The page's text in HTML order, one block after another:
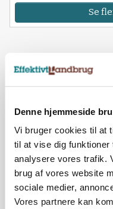
Denne hjemmeside
Vi bruger cookies til at
til at vise dig
analysere vores trafik.
brug af vores website
sociale medier,
Vores partnere kan
Se